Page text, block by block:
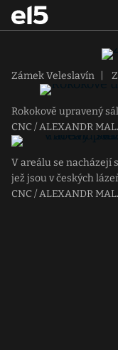
Zámek Veleslavín
Rokokově upravený
CNC / ALEXANDR
V areálu se nacházejí
jež jsou v českých
CNC / ALEXANDR